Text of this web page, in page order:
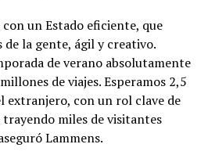
un Estado eficiente, que
la gente, ágil y creativo.
de verano absolutamente
de viajes. Esperamos 2,5
extranjero, con un rol clave de
miles de visitantes
Lammens.